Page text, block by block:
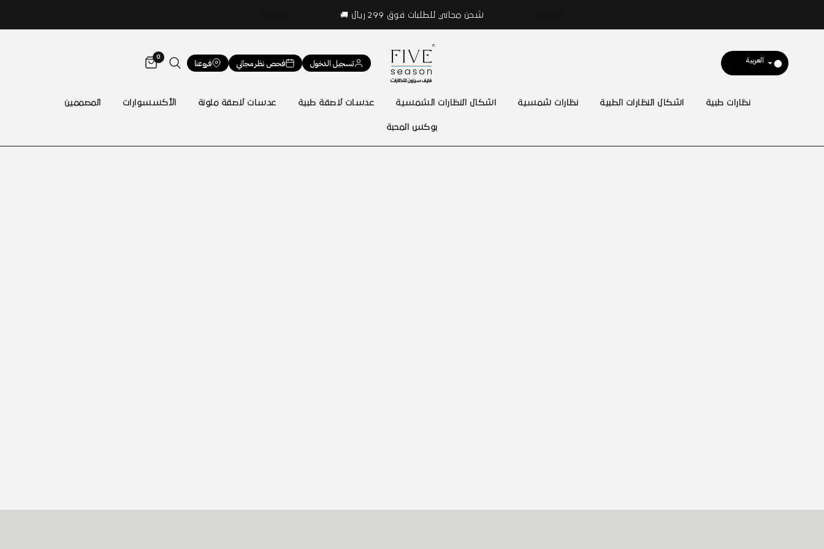
شحن مجاني للطلبات فوق 299 ريال 🚚
تسجيل الدخول فحص نظر مجاني فروعنا
0
نظارات طبية اشكال النظارات الطبية نظارات شمسية اشكال النظارات الشمسية عدسات لاصقة طبية عدسات لاصقة ملونة الأكسسوارات المصممين
بوكس المحبة